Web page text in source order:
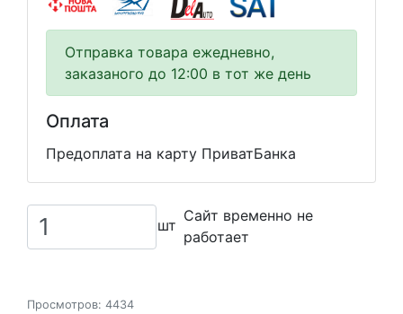
Отправка товара ежедневно,
заказаного до 12:00 в тот же день
Оплата
Предоплата на карту ПриватБанка
шт
Сайт временно не
работает
Просмотров: 4434